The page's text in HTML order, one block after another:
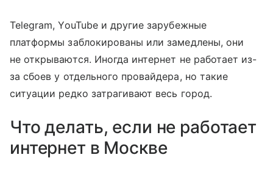
Telegram, YouTube и другие зарубежные
платформы заблокированы или замедлены, они
не открываются. Иногда интернет не работает из-
за сбоев у отдельного провайдера, но такие
ситуации редко затрагивают весь город.
Что делать, если не работает
интернет в Москве